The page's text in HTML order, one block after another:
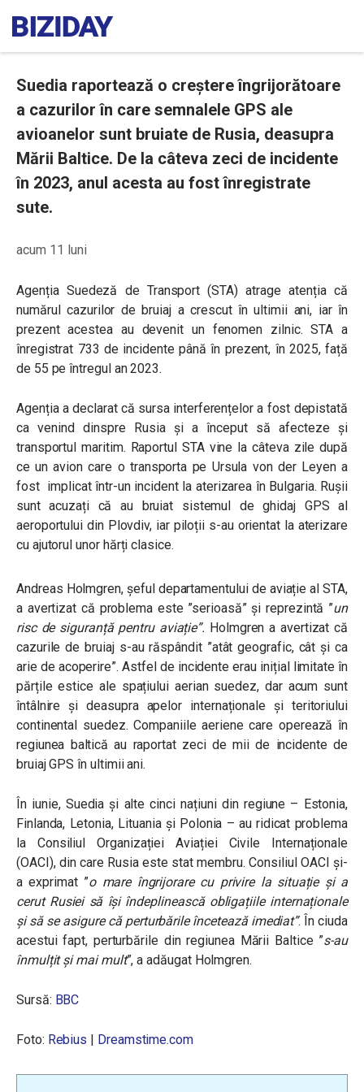
Suedia raportează o creștere îngrijorătoare
a cazurilor în care semnalele GPS ale
avioanelor sunt bruiate de Rusia, deasupra
Mării Baltice. De la câteva zeci de incidente
în 2023, anul acesta au fost înregistrate
sute.
acum 11 luni
Agenția Suedeză de Transport (STA) atrage atenția că
numărul cazurilor de bruiaj a crescut în ultimii ani, iar în
prezent acestea au devenit un fenomen zilnic. STA a
înregistrat 733 de incidente până în prezent, în 2025, față
de 55 pe întregul an 2023.
Agenția a declarat că sursa interferențelor a fost depistată
ca venind dinspre Rusia și a început să afecteze și
transportul maritim. Raportul STA vine la câteva zile după
ce un avion care o transporta pe Ursula von der Leyen a
fost implicat într-un incident la aterizarea în Bulgaria. Rușii
sunt acuzați că au bruiat sistemul de ghidaj GPS al
aeroportului din Plovdiv, iar piloții s-au orientat la aterizare
cu ajutorul unor hărți clasice.
Andreas Holmgren, șeful departamentului de aviație al STA,
a avertizat că problema este ”serioasă” și reprezintă ”un
risc de siguranță pentru aviație”. Holmgren a avertizat că
cazurile de bruiaj s-au răspândit ”atât geografic, cât și ca
arie de acoperire”. Astfel de incidente erau inițial limitate în
părțile estice ale spațiului aerian suedez, dar acum sunt
întâlnire și deasupra apelor internaționale și teritoriului
continental suedez. Companiile aeriene care operează în
regiunea baltică au raportat zeci de mii de incidente de
bruiaj GPS în ultimii ani.
În iunie, Suedia și alte cinci națiuni din regiune – Estonia,
Finlanda, Letonia, Lituania și Polonia – au ridicat problema
la Consiliul Organizației Aviației Civile Internaționale
(OACI), din care Rusia este stat membru. Consiliul OACI și-
a exprimat ”o mare îngrijorare cu privire la situație și a
cerut Rusiei să își îndeplinească obligațiile internaționale
și să se asigure că perturbările încetează imediat”. În ciuda
acestui fapt, perturbările din regiunea Mării Baltice ”s-au
înmulțit și mai mult”, a adăugat Holmgren.
Sursă: BBC
Foto: Rebius | Dreamstime.com